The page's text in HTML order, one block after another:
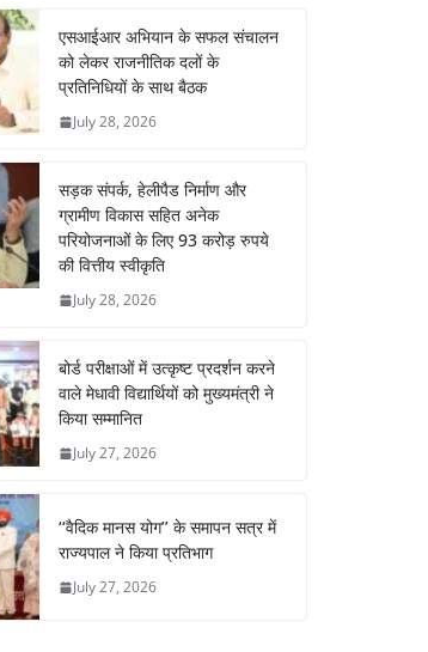
एसआईआर अभियान के सफल संचालन
को लेकर राजनीतिक दलों के
प्रतिनिधियों के साथ बैठक
July 28, 2026
सड़क संपर्क, हेलीपैड निर्माण और
ग्रामीण विकास सहित अनेक
परियोजनाओं के लिए 93 करोड़ रुपये
की वित्तीय स्वीकृति
July 28, 2026
बोर्ड परीक्षाओं में उत्कृष्ट प्रदर्शन करने
वाले मेधावी विद्यार्थियों को मुख्यमंत्री ने
किया सम्मानित
July 27, 2026
‘‘वैदिक मानस योग’’ के समापन सत्र में
राज्यपाल ने किया प्रतिभाग
July 27, 2026